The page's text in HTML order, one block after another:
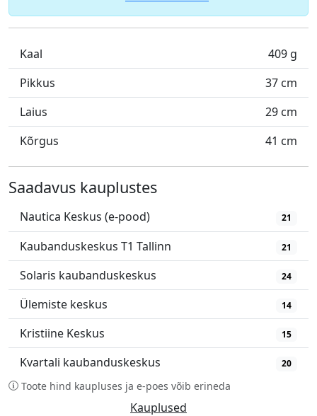
Kaal
409 g
Pikkus
37 cm
Laius
29 cm
Kõrgus
41 cm
Saadavus kauplustes
Nautica Keskus (e-pood) 21
Kaubanduskeskus T1 Tallinn 21
Solaris kaubanduskeskus 24
Ülemiste keskus 14
Kristiine Keskus 15
Kvartali kaubanduskeskus 20
Toote hind kaupluses ja e-poes võib erineda
Kauplused